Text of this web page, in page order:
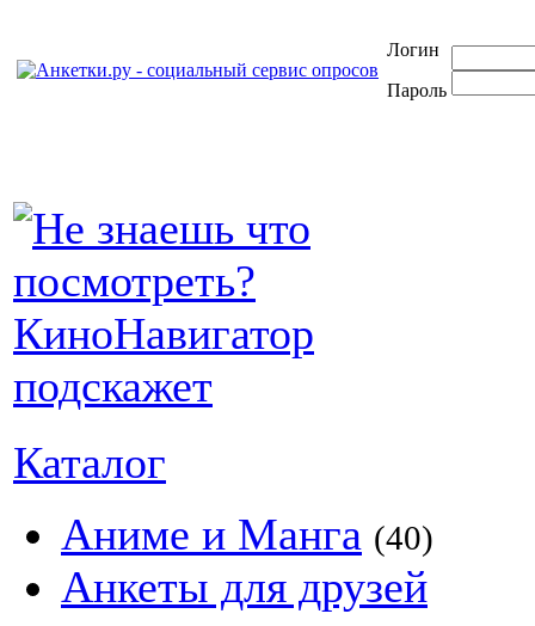
Логин
Пароль
Каталог
Аниме и Манга (40)
Анкеты для друзей